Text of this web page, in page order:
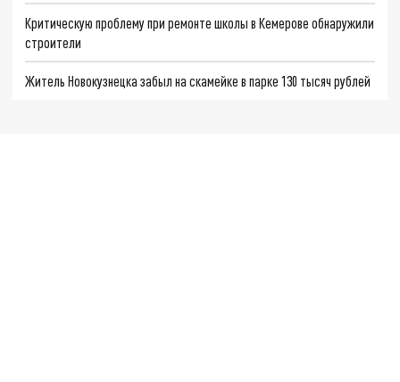
Критическую проблему при ремонте школы в Кемерове обнаружили
строители
Житель Новокузнецка забыл на скамейке в парке 130 тысяч рублей